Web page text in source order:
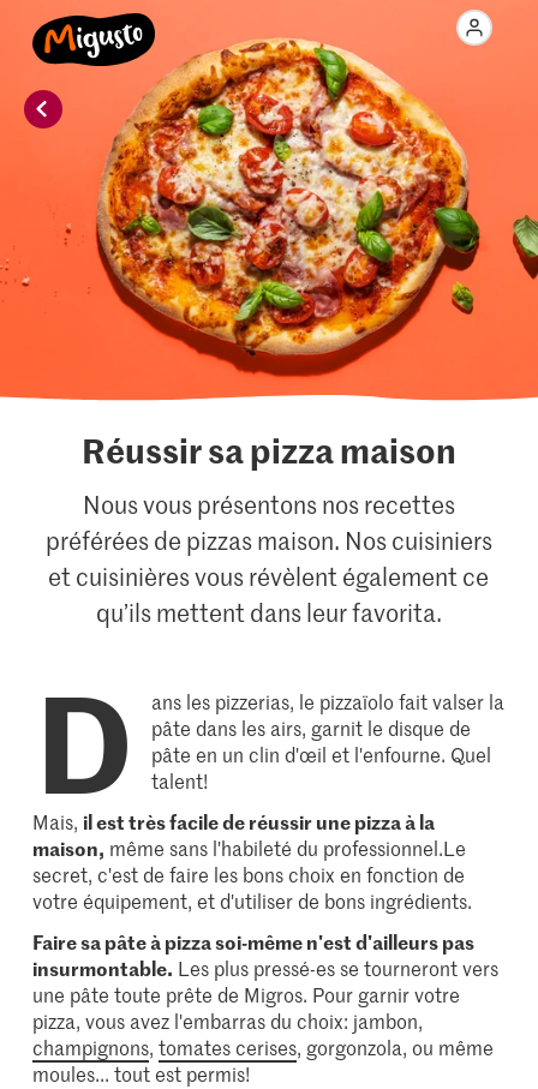
Réussir sa pizza maison
Nous vous présentons nos recettes
préférées de pizzas maison. Nos cuisiniers
et cuisinières vous révèlent également ce
qu’ils mettent dans leur favorita.
D
ans les pizzerias, le pizzaïolo fait valser la
pâte dans les airs, garnit le disque de
pâte en un clin d'œil et l'enfourne. Quel
talent!
Mais, il est très facile de réussir une pizza à la
maison, même sans l'habileté du professionnel.Le
secret, c'est de faire les bons choix en fonction de
votre équipement, et d'utiliser de bons ingrédients.
Faire sa pâte à pizza soi-même n'est d'ailleurs pas
insurmontable. Les plus pressé-es se tourneront vers
une pâte toute prête de Migros. Pour garnir votre
pizza, vous avez l'embarras du choix: jambon,
champignons,tomates cerises, gorgonzola, ou même
moules... tout est permis!